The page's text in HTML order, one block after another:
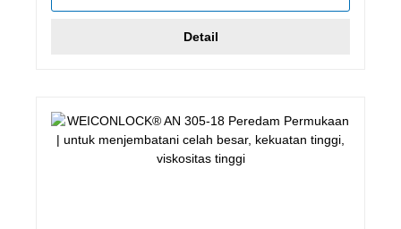
Detail